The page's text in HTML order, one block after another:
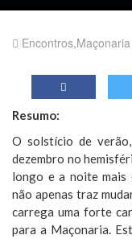
Encontros,Maçonaria
Resumo:
O solstício de
dezembro no
longo e a noite mais
não apenas traz
carrega uma forte
para a Maçonaria.